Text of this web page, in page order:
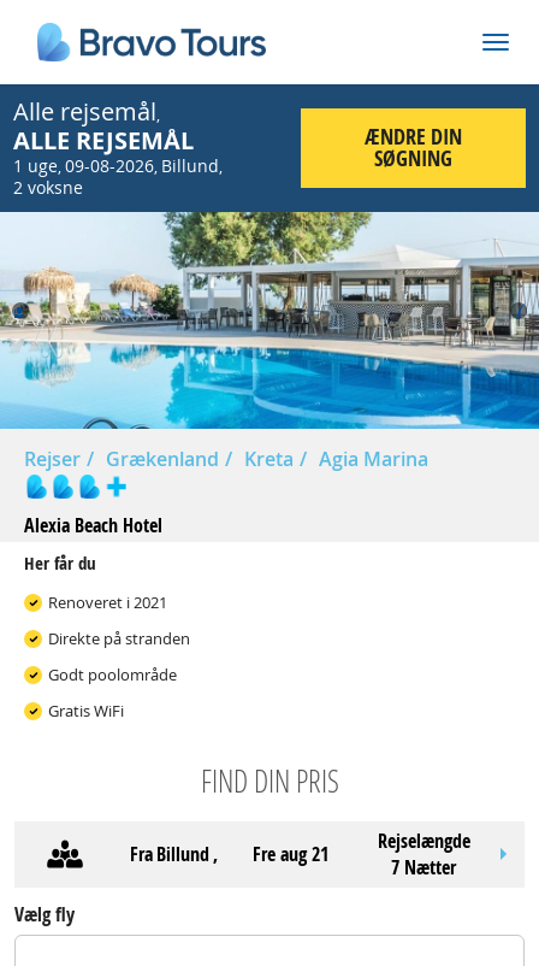
Alle rejsemål,
ALLE REJSEMÅL
1 uge,09-08-2026, Billund,
2 voksne
ÆNDRE DIN
SØGNING
Prev
Rejser Grækenland Kreta Agia Marina
Alexia Beach Hotel
Her får du
Renoveret i 2021
Direkte på stranden
Godt poolområde
Gratis WiFi
FIND DIN PRIS
FraBillund, fre aug 21
Rejselængde
7 Nætter
Vælg fly